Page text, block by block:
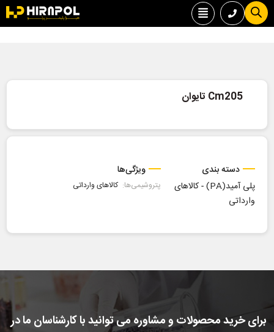
Cm205 تایوان
دسته بندی
پلی آمید(PA)
-کالاهای
وارداتی
ویژگی‌ها
پتروشیمی‌ها: کالاهای وارداتی
برای خرید محصولات و مشاوره می توانید با کارشناسان ما در